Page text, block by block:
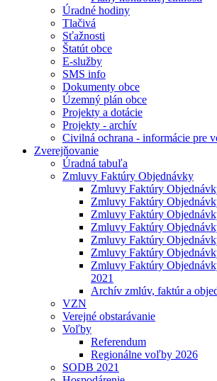
Úradné hodiny
Tlačivá
Sťažnosti
Štatút obce
E-služby
SMS info
Dokumenty obce
Územný plán obce
Projekty a dotácie
Projekty - archív
Civilná ochrana - informácie pre
Zverejňovanie
Úradná tabuľa
Zmluvy Faktúry Objednávky
Zmluvy Faktúry
Zmluvy Faktúry
Zmluvy Faktúry
Zmluvy Faktúry
Zmluvy Faktúry
Zmluvy Faktúry
Zmluvy Faktúry
2021
Archív zmlúv, faktúr a
VZN
Verejné obstarávanie
Voľby
Referendum
Regionálne voľby 2026
SODB 2021